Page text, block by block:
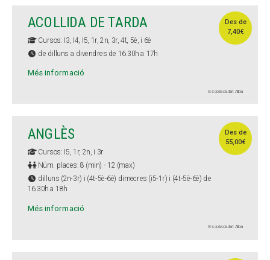
Des de
7,40€
ACOLLIDA DE TARDA
Cursos: I3, I4, I5, 1r, 2n, 3r, 4t, 5è, i 6è
de dilluns a divendres de 16.30h a 17h
Més informació
Escola ciutat Alba
Des de
55,00€
ANGLÈS
Cursos: I5, 1r, 2n, i 3r
Núm. places: 8 (min) - 12 (max)
dilluns (2n-3r) i (4t-5è-6è) dimecres (i5-1r) i (4t-5è-6è) de
16.30h a 18h
Més informació
Escola ciutat Alba